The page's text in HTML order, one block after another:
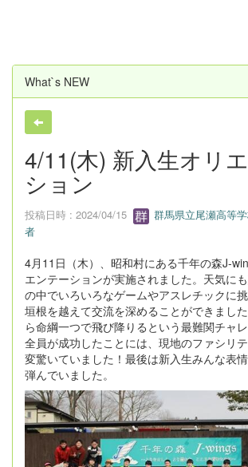
What`s NEW
4/11(木) 新入生オリ
ション
投稿日時 : 2024/04/15
群馬県立尾瀬高等
者
4月11日（木）、昭和村にある千年の森J-
エンテーションが実施されました。天気に
の中でいろいろなゲームやアスレチックに
垣根を越えて交流を深めることができまし
ら命綱一つで飛び降りるという最難関チャ
全員が成功したことには、現地のファシリ
変驚いていました！最後は新入生みんな表
弾んでいました。